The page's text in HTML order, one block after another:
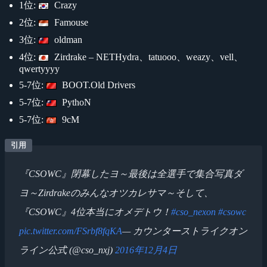
1位:
Crazy
2位:
Famouse
3位:
oldman
4位:
Zirdrake – NETHydra、tatuooo、weazy、vell、
qwertyyyy
5-7位:
BOOT.Old Drivers
5-7位:
PythoN
5-7位:
9cM
『CSOWC』閉幕したヨ～最後は全選手で集合写真ダ
ヨ～Zirdrakeのみんなオツカレサマ～そして、
『CSOWC』4位本当にオメデトウ！ #cso_nexon #csowc
pic.twitter.com/FSrbf8fqKA— カウンターストライクオン
ライン公式 (@cso_nxj) 2016年12月4日